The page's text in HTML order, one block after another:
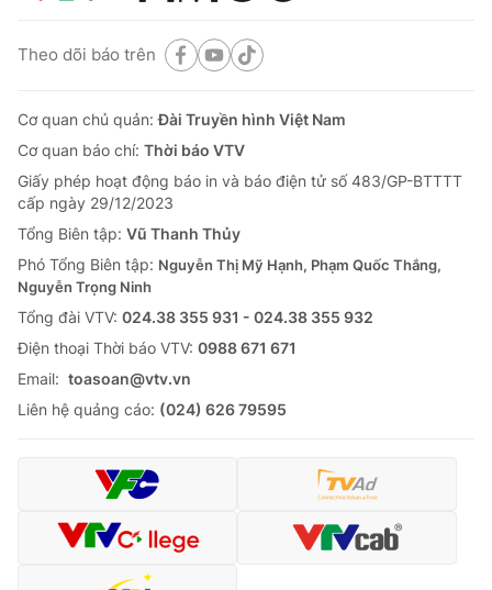
Theo dõi báo trên
Cơ quan chủ quản:Đài Truyền hình Việt Nam
Cơ quan báo chí: Thời báo VTV
Giấy phép hoạt động báo in và báo điện tử số 483/GP-BTTTT
cấp ngày 29/12/2023
Tổng Biên tập: Vũ Thanh Thủy
Phó Tổng Biên tập: Nguyễn Thị Mỹ Hạnh, Phạm Quốc Thắng,
Nguyễn Trọng Ninh
Tổng đài VTV: 024.38 355 931 - 024.38 355 932
Ðiện thoại Thời báo VTV: 0988 671 671
Email: toasoan@vtv.vn
Liên hệ quảng cáo: (024) 626 79595